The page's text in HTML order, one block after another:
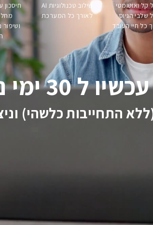
קל ואוטומטי
שלבי הגיוס
כל חיי העובד
שילוב טכנולוגיות AI
לאורך כל המערכת
חיסכון
ושיפור
ימי נסיון חינם!
התחייבות כלשהי)